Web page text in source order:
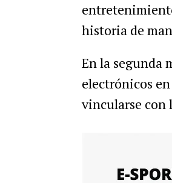
historia de
Enla segunda
electrónicos en
vincularse con